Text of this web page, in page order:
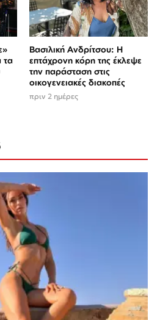
τα
Βασιλική Ανδρίτσου: Η
επτάχρονη κόρη της έκλεψε
την παράσταση στις
οικογενειακές διακοπές
πριν 2 ημέρες